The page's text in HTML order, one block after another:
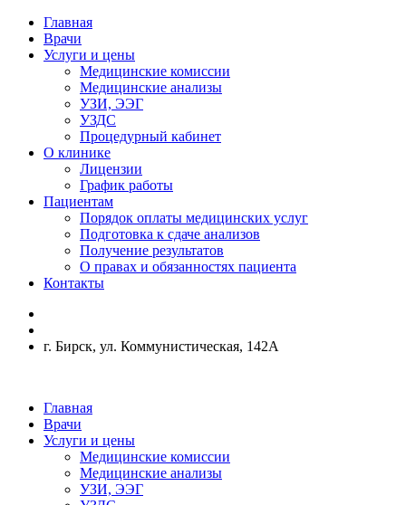
Главная
Врачи
Услуги и цены
Медицинские комиссии
Медицинские анализы
УЗИ, ЭЭГ
УЗДС
Процедурный кабинет
О клинике
Лицензии
График работы
Пациентам
Порядок оплаты медицинских услуг
Подготовка к сдаче анализов
Получение результатов
О правах и обязанностях пациента
Контакты
г. Бирск, ул. Коммунистическая, 142А
Главная
Врачи
Услуги и цены
Медицинские комиссии
Медицинские анализы
УЗИ, ЭЭГ